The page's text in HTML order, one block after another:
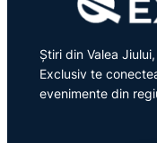
Știri din Valea
Exclusiv te
evenimente din